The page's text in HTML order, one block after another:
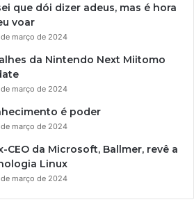
que dói dizer adeus, mas é hora
voar
março de 2024
da Nintendo Next Miitomo
março de 2024
é poder
março de 2024
CEO da Microsoft, Ballmer, revê a
Linux
março de 2024